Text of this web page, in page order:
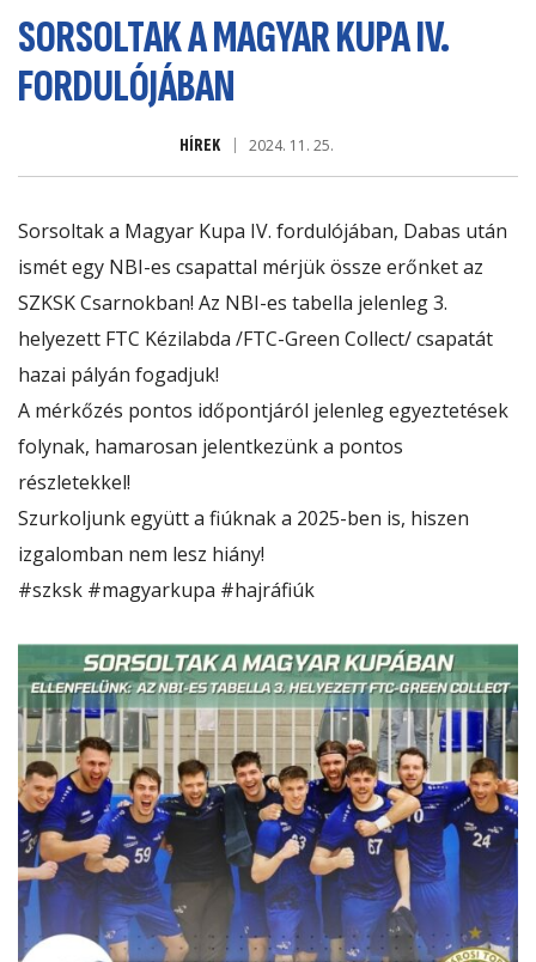
SORSOLTAK A MAGYAR KUPA IV.
FORDULÓJÁBAN
HÍREK 2024. 11. 25.
Sorsoltak a Magyar Kupa IV. fordulójában, Dabas után
ismét egy NBI-es csapattal mérjük össze erőnket az
SZKSK Csarnokban! Az NBI-es tabella jelenleg 3.
helyezett FTC Kézilabda /FTC-Green Collect/ csapatát
hazai pályán fogadjuk!
A mérkőzés pontos időpontjáról jelenleg egyeztetések
folynak, hamarosan jelentkezünk a pontos
részletekkel!
Szurkoljunk együtt a fiúknak a 2025-ben is, hiszen
izgalomban nem lesz hiány!
#szksk #magyarkupa #hajráfiúk